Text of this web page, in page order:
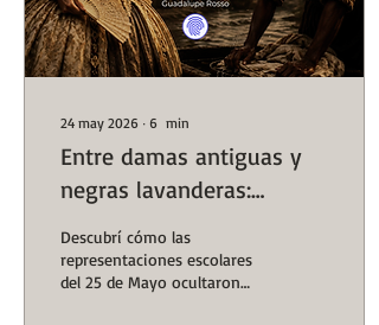
24 may 2026 ∙ 6 min
Entre damas antiguas y
negras lavanderas:
representaciones de
género y racismo en la
sociedad colonial |
Descubrí cómo las
representaciones escolares
del 25 de Mayo ocultaron